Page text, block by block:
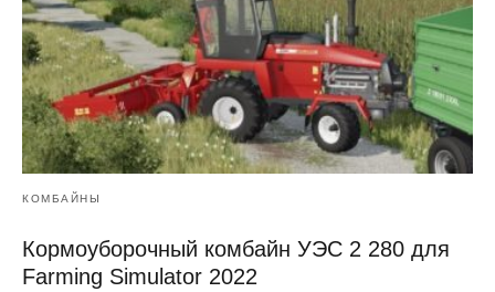
КОМБАЙНЫ
Кормоуборочный комбайн УЭC 2 280 для
Farming Simulator 2022